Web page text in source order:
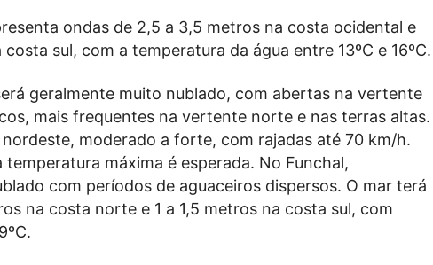
ondas de 2,5 a 3,5 metros na costa ocidental e
sul, com a temperatura da água entre 13ºC e 16ºC.
geralmente muito nublado, com abertas na vertente
mais frequentes na vertente norte e nas terras altas.
moderado a forte, com rajadas até 70 km/h.
temperatura máxima é esperada. No Funchal,
com períodos de aguaceiros dispersos. O mar terá
na costa norte e 1 a 1,5 metros na costa sul, com